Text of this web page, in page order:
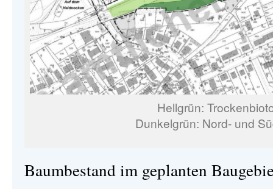
Hellgrün:
Dunkelgrün: Nord- und
Baumbestand im geplanten